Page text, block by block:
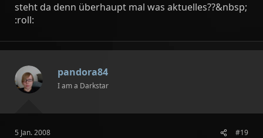
steht da denn überhaupt mal was aktuelles??&nbsp;
:roll:
pandora84
I am a Darkstar
5 Jan. 2008 #19